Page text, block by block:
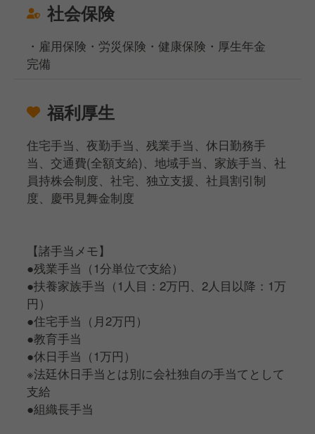
社会保険
・雇用保険・労災保険・健康保険・厚生年金
完備
福利厚生
住宅手当、夜勤手当、残業手当、休日勤務手
当、交通費(全額支給)、地域手当、家族手当、社
員持株会制度、社宅、独立支援、社員割引制
度、慶弔見舞金制度
【諸手当メモ】
●残業手当（1分単位で支給）
●扶養家族手当（1人目：2万円、2人目以降：1万
円）
●住宅手当（月2万円）
●教育手当
●休日手当（1万円）
※法廷休日手当とは別に会社独自の手当てとして
支給
●組織長手当